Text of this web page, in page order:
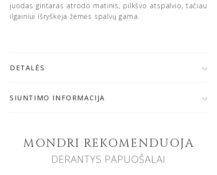
juodas gintaras atrodo matinis, pilkšvo atspalvio, tačiau
ilgainiui išryškėja žemės spalvų gama.
DETALĖS
• Baltijos gintaras
• Galimi grandinėlės ilgiai: 62; 72; 82; 92 cm
• Gaminių svoris: pakabuko ~ 3.5 g; grandinėlės ~ 7-9 g
SIUNTIMO INFORMACIJA
matysite gamybos terminą.
Nemokamai užsakymą galite atsiimti MONDRI juvelyrikos
MONDRI REKOMENDUOJA
DERANTYS PAPUOŠALAI